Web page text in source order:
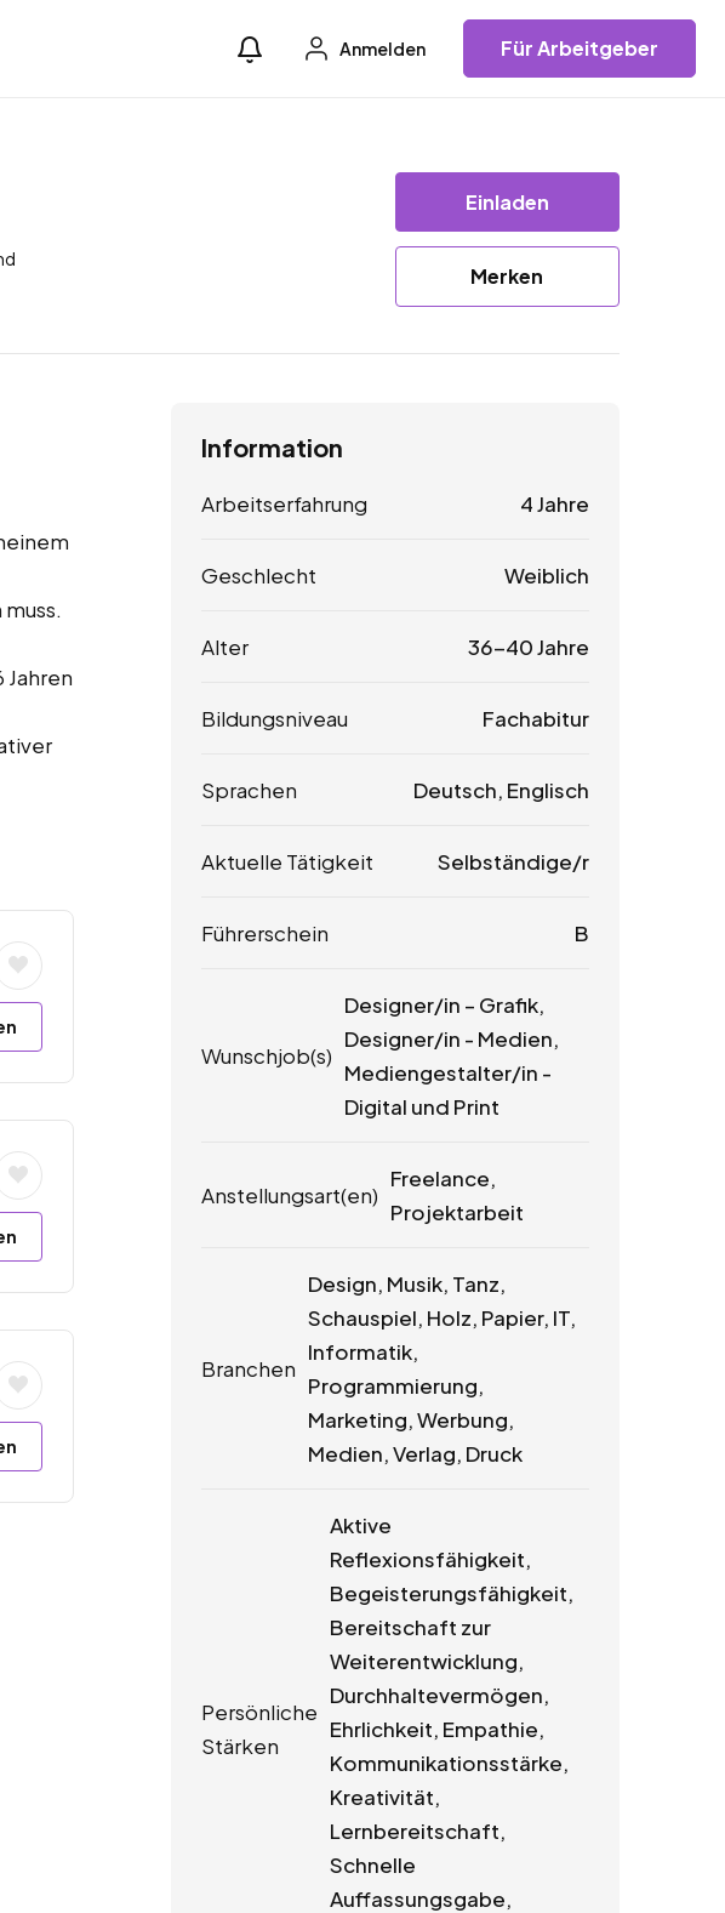
Anmelden Für Arbeitgeber
Einladen
Merken
Information
Arbeitserfahrung 4 Jahre
Geschlecht Weiblich
Alter 36-40 Jahre
Bildungsniveau Fachabitur
Sprachen Deutsch, Englisch
Aktuelle Tätigkeit Selbständige/r
Führerschein B
Wunschjob(s)
Designer/in – Grafik,
Designer/in - Medien,
Mediengestalter/in -
Digital und Print
Anstellungsart(en)
Freelance,
Projektarbeit
Branchen
Design, Musik, Tanz,
Schauspiel, Holz, Papier, IT,
Informatik,
Programmierung,
Marketing, Werbung,
Medien, Verlag, Druck
Persönliche
Stärken
Aktive
Reflexionsfähigkeit,
Begeisterungsfähigkeit,
Bereitschaft zur
Weiterentwicklung,
Durchhaltevermögen,
Ehrlichkeit, Empathie,
Kommunikationsstärke,
Kreativität,
Lernbereitschaft,
Schnelle
Auffassungsgabe,